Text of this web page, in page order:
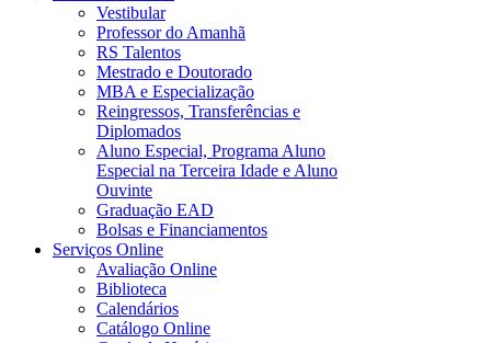
Vestibular
Professor do Amanhã
RS Talentos
Mestrado e Doutorado
MBA e Especialização
Reingressos, Transferências e
Diplomados
Aluno Especial, Programa Aluno
Especial na Terceira Idade e Aluno
Ouvinte
Graduação EAD
Bolsas e Financiamentos
Serviços Online
Avaliação Online
Biblioteca
Calendários
Catálogo Online